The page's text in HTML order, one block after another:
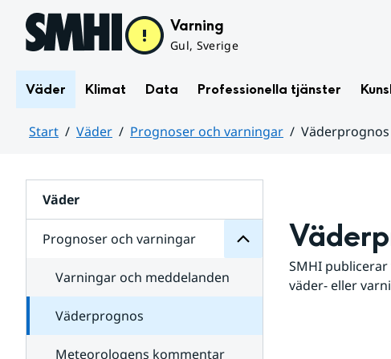
Hoppa till sidans innehåll Varning
Gul, Sverige
Väder Klimat Data Professionella tjänster
Start Väder Prognoser och varningar
Väderprognos
Väder
Prognoser och varningar
för
varningar
Varningar och meddelanden
Väderprognos
Meteorologens kommentar
SMHI
väder- eller